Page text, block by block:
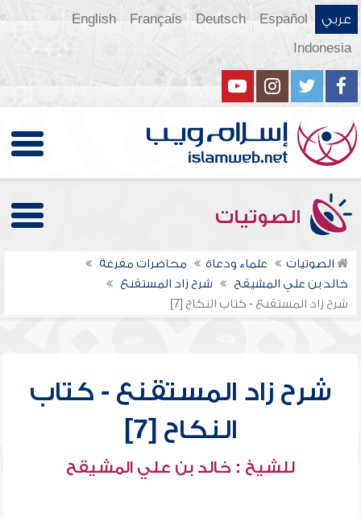
عربي Español
Deutsch
Français
English
Indonesia
الصوتيات
الصوتيات علماء ودعاة
محاضرات مفرغة
خالد بن علي المشيقح
شرح زاد المستقنع
شرح زاد المستقنع - كتاب النكاح [7]
شرح زاد المستقنع - كتاب
النكاح [7]
للشيخ : خالد بن علي المشيقح